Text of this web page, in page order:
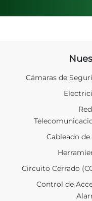
Cámaras de
Cableado de
Circuito Cerrado
Control de